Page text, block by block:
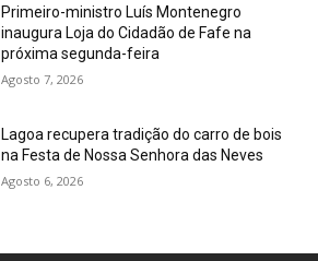
Primeiro-ministro Luís Montenegro
inaugura Loja do Cidadão de Fafe na
próxima segunda-feira
Agosto 7, 2026
Lagoa recupera tradição do carro de bois
na Festa de Nossa Senhora das Neves
Agosto 6, 2026